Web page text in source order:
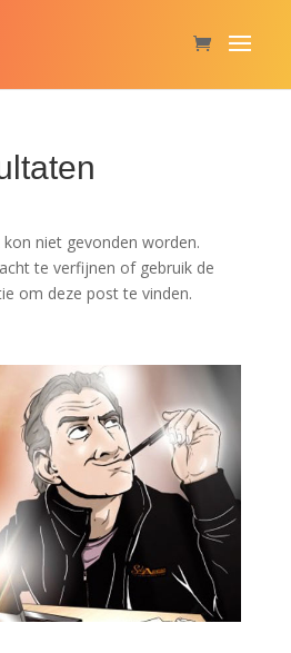
niet gevonden worden.
te verfijnen of gebruik de
om deze post te vinden.